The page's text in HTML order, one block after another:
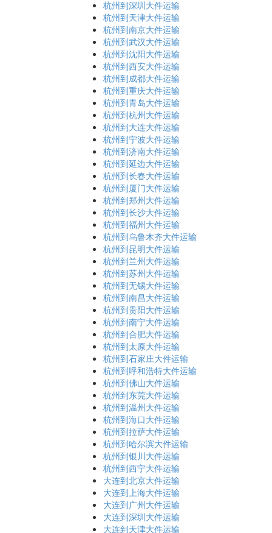
杭州到深圳大件运输
杭州到天津大件运输
杭州到南京大件运输
杭州到武汉大件运输
杭州到沈阳大件运输
杭州到西安大件运输
杭州到成都大件运输
杭州到重庆大件运输
杭州到青岛大件运输
杭州到杭州大件运输
杭州到大连大件运输
杭州到宁波大件运输
杭州到济南大件运输
杭州到延边大件运输
杭州到长春大件运输
杭州到厦门大件运输
杭州到郑州大件运输
杭州到长沙大件运输
杭州到福州大件运输
杭州到乌鲁木齐大件运输
杭州到昆明大件运输
杭州到兰州大件运输
杭州到苏州大件运输
杭州到无锡大件运输
杭州到南昌大件运输
杭州到贵阳大件运输
杭州到南宁大件运输
杭州到合肥大件运输
杭州到太原大件运输
杭州到石家庄大件运输
杭州到呼和浩特大件运输
杭州到佛山大件运输
杭州到东莞大件运输
杭州到温州大件运输
杭州到海口大件运输
杭州到拉萨大件运输
杭州到哈尔滨大件运输
杭州到银川大件运输
杭州到西宁大件运输
大连到北京大件运输
大连到上海大件运输
大连到广州大件运输
大连到深圳大件运输
大连到天津大件运输